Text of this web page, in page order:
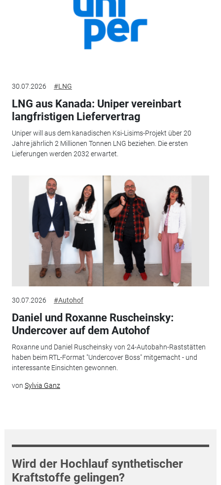
30.07.2026 #LNG
LNG aus Kanada: Uniper vereinbart
langfristigen Liefervertrag
Uniper will aus dem kanadischen Ksi-Lisims-Projekt über 20
Jahre jährlich 2 Millionen Tonnen LNG beziehen. Die ersten
Lieferungen werden 2032 erwartet.
30.07.2026 #Autohof
Daniel und Roxanne Ruscheinsky:
Undercover auf dem ­Autohof
Roxanne und Daniel Ruscheinsky von 24-Autobahn-Raststätten
haben beim RTL-­Format "Undercover Boss" mitgemacht - und
interessante Einsichten gewonnen.
von Sylvia Ganz
Wird der Hochlauf synthetischer
Kraftstoffe gelingen?